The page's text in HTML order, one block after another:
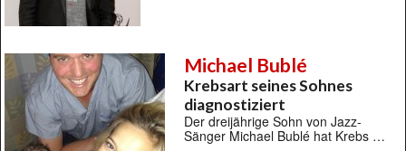
Michael Bublé
Krebsart seines Sohnes
diagnostiziert
Der dreijährige Sohn von Jazz-
Sänger Michael Bublé hat Krebs …